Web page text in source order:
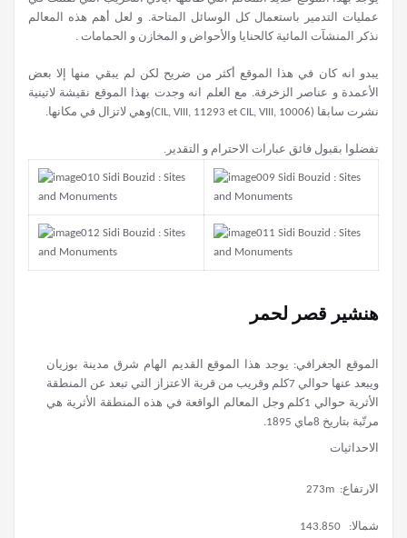
عمليات التدمير باستعمال كل الوسائل المتاحة. و لعل أهم هذه المعالم
نذكر المنشآت المائية كالحنايا والأحواض و المخازن و الحمامات .
يبدو انه كان في هذا الموقع أكثر من ضريح لكن لم يبقي منها إلا بعض
الأعمدة و عناصر الزخرفة. مع العلم انه وجدت بهذا الموقع نقيشة لاتينية
نشرت سابقا (CIL, VIII, 11293 et CIL, VIII, 10006)وهي لاتزال في مكانها.
تفضلوا بقبول فائق عبارات الاحترام و التقدير.
هنشير قصر لحمر
الموقع الجغرافي: يوجد هذا الموقع القديم الهام شرق مدينة بوزيان
ويبعد عنها حوالي 7كلم وقريب من قرية الاعتزاز التي تبعد عن المنطقة
الأثرية حوالي 1كلم وجل المعالم الواقعة في هذه المنطقة الأثرية هي
مرتّبة بتاريخ 8ماي 1895.
الاحداثيات
الارتفاع: 273m
شمالا: 143.850